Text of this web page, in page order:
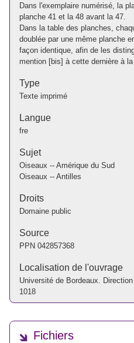
Dans l'exemplaire numérisé, la
planche 41 et la 48 avant la 47.
Dans la table des planches,
doublée par une même planche
façon identique, afin de les
mention [bis] à cette dernière à
Type
Texte imprimé
Langue
fre
Sujet
Oiseaux -- Amérique du Sud
Oiseaux -- Antilles
Droits
Domaine public
Source
PPN 042857368
Localisation de l'ouvrage
Université de Bordeaux.
1018
Fichiers